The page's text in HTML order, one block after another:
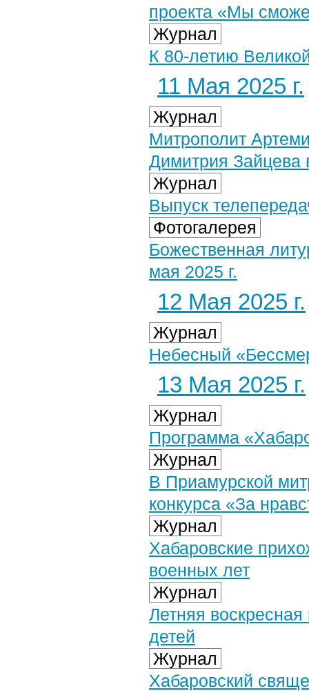
проекта «Мы
Журнал
К 80-летию
11 Мая 2025 г.
Журнал
Митрополит
Димитрия Зайцева
Журнал
Выпуск
Фотогалерея
Божественная
мая 2025 г.
12 Мая 2025 г.
Журнал
Небесный
13 Мая 2025 г.
Журнал
Программа
Журнал
В Приамурской
конкурса «За
Журнал
Хабаровские
военных лет
Журнал
Летняя
детей
Журнал
Хабаровский